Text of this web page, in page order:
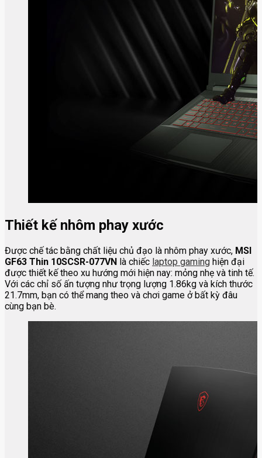
Thiết kế nhôm phay xước
Được chế tác bằng chất liệu chủ đạo là nhôm phay xước, MSI
GF63 Thin 10SCSR-077VN là chiếc laptop gaming hiện đại
được thiết kế theo xu hướng mới hiện nay: mỏng nhẹ và tinh tế.
Với các chỉ số ấn tượng như trọng lượng 1.86kg và kích thước
21.7mm, bạn có thể mang theo và chơi game ở bất kỳ đâu
cùng bạn bè.